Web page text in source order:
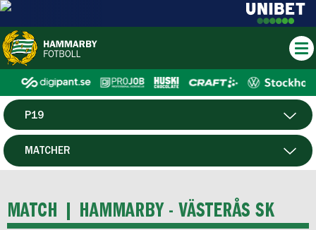
HERR
HTFF
P19
MATCHER
MATCH | HAMMARBY - VÄSTERÅS SK